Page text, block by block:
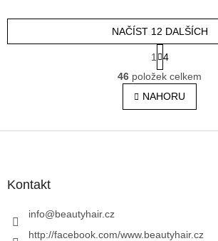
O
v
l
á
y
NAČÍST 12 DALŠÍCH
t
r
á
n
k
v
1
4
46 položek celkem
NAHORU
Kontakt
info@beautyhair.cz
http://facebook.com/www.beautyhair.cz